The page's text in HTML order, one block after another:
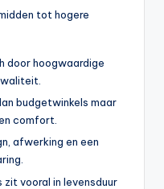
tot hogere
door hoogwaardige
budgetwinkels maar
comfort.
afwerking en een
zit vooral in levensduur